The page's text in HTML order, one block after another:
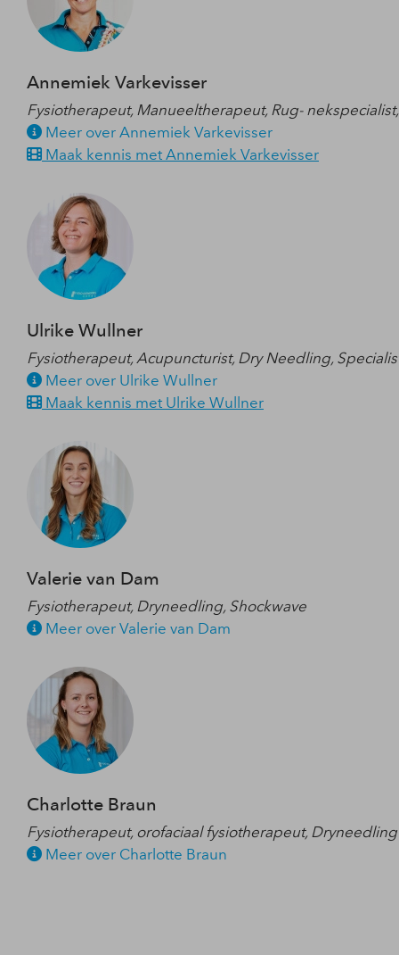
Annemiek Varkevisser
Fysiotherapeut, Manueeltherapeut, Rug-
Meer over Annemiek Varkevisser
Maak kennis met Annemiek Varkevisser
Ulrike Wullner
Fysiotherapeut, Acupuncturist, Dry Needling,
Meer over Ulrike Wullner
Maak kennis met Ulrike Wullner
Valerie van Dam
Fysiotherapeut, Dryneedling, Shockwave
Meer over Valerie van Dam
Charlotte Braun
Fysiotherapeut, orofaciaal fysiotherapeut, Dryneedling
Meer over Charlotte Braun